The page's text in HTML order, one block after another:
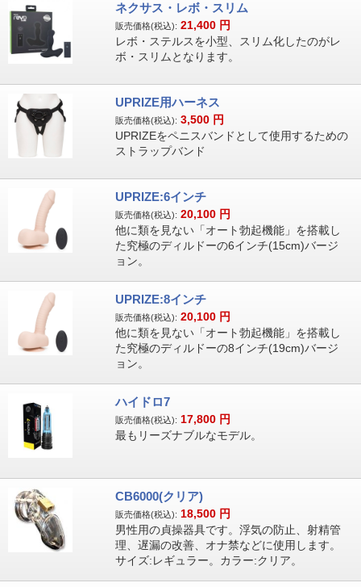
ネクサス・レボ・スリム
販売価格(税込): 21,400 円
レボ・ステルスを小型、スリム化したのがレ
ボ・スリムとなります。
UPRIZE用ハーネス
販売価格(税込): 3,500 円
UPRIZEをペニスバンドとして使用するための
ストラップバンド
UPRIZE:6インチ
販売価格(税込): 20,100 円
他に類を見ない「オート勃起機能」を搭載し
た究極のディルドーの6インチ(15cm)バージ
ョン。
UPRIZE:8インチ
販売価格(税込): 20,100 円
他に類を見ない「オート勃起機能」を搭載し
た究極のディルドーの8インチ(19cm)バージ
ョン。
ハイドロ7
販売価格(税込): 17,800 円
最もリーズナブルなモデル。
CB6000(クリア)
販売価格(税込): 18,500 円
男性用の貞操器具です。浮気の防止、射精管
理、遅漏の改善、オナ禁などに使用します。
サイズ:レギュラー。カラー:クリア。